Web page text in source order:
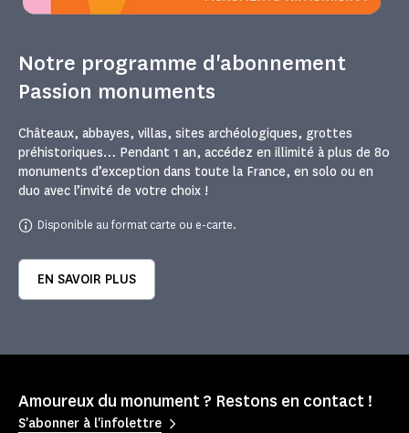
Notre programme d'abonnement
Passion monuments
Châteaux, abbayes, villas, sites archéologiques, grottes
préhistoriques… Pendant 1 an, accédez en illimité à plus de 80
monuments d’exception dans toute la France, en solo ou en
duo avec l’invité de votre choix !
Disponible au format carte ou e-carte.
EN SAVOIR PLUS
Amoureux du monument ? Restons en contact !
S'abonner à l'infolettre